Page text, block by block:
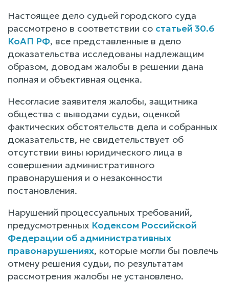
Настоящее дело судьей городского суда
рассмотрено в соответствии со статьей 30.6
КоАП РФ, все представленные в дело
доказательства исследованы надлежащим
образом, доводам жалобы в решении дана
полная и объективная оценка.
Несогласие заявителя жалобы, защитника
общества с выводами судьи, оценкой
фактических обстоятельств дела и собранных
доказательств, не свидетельствует об
отсутствии вины юридического лица в
совершении административного
правонарушения и о незаконности
постановления.
Нарушений процессуальных требований,
предусмотренных Кодексом Российской
Федерации об административных
правонарушениях, которые могли бы повлечь
отмену решения судьи, по результатам
рассмотрения жалобы не установлено.